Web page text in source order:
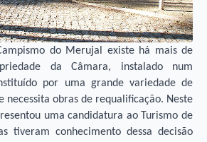
do Merujal existe há mais de
da Câmara, instalado num
por uma grande variedade de
necessita obras de requalificação. Neste
uma candidatura ao Turismo de
tiveram conhecimento dessa decisão